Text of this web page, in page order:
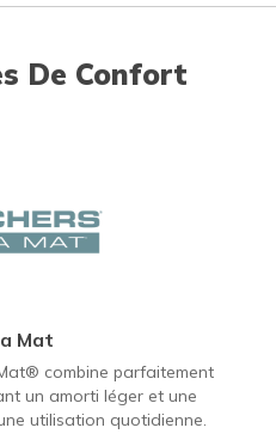
De Confort
Mat
combine parfaitement
un amorti léger et une
utilisation quotidienne.